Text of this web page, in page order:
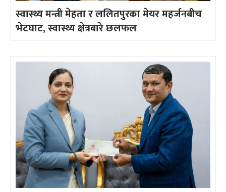
स्वास्थ्य मन्त्री मेहता र ललितपुरका मेयर महर्जनबीच
भेटघाट, स्वास्थ्य क्षेत्रबारे छलफल